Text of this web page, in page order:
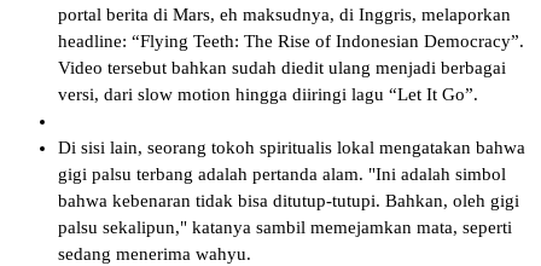
portal berita di Mars, eh maksudnya, di Inggris, melaporkan
headline: “Flying Teeth: The Rise of Indonesian Democracy”.
Video tersebut bahkan sudah diedit ulang menjadi berbagai
versi, dari slow motion hingga diiringi lagu “Let It Go”.
Di sisi lain, seorang tokoh spiritualis lokal mengatakan bahwa
gigi palsu terbang adalah pertanda alam. "Ini adalah simbol
bahwa kebenaran tidak bisa ditutup-tutupi. Bahkan, oleh gigi
palsu sekalipun," katanya sambil memejamkan mata, seperti
sedang menerima wahyu.